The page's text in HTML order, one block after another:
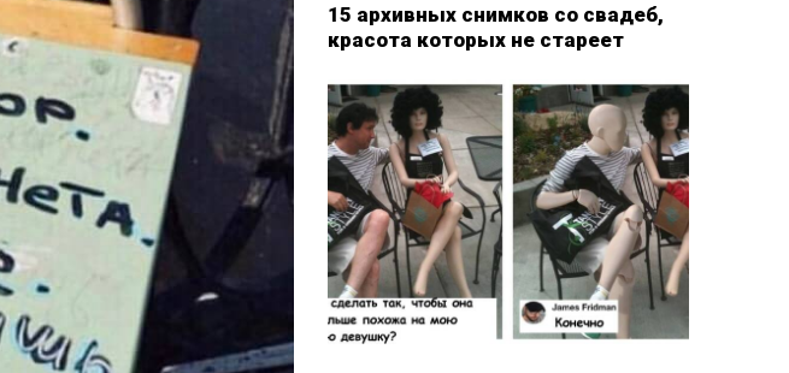
15 архивных снимков со свадеб,
красота которых не стареет